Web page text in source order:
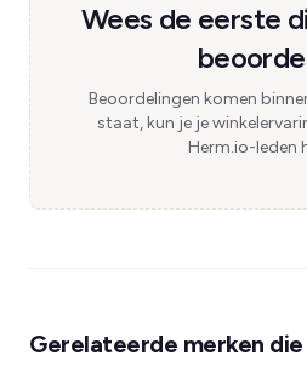
Wees de eerste
Beoordelingen komen
staat, kun je je
Herm.io-leden
Gerelateerde merken